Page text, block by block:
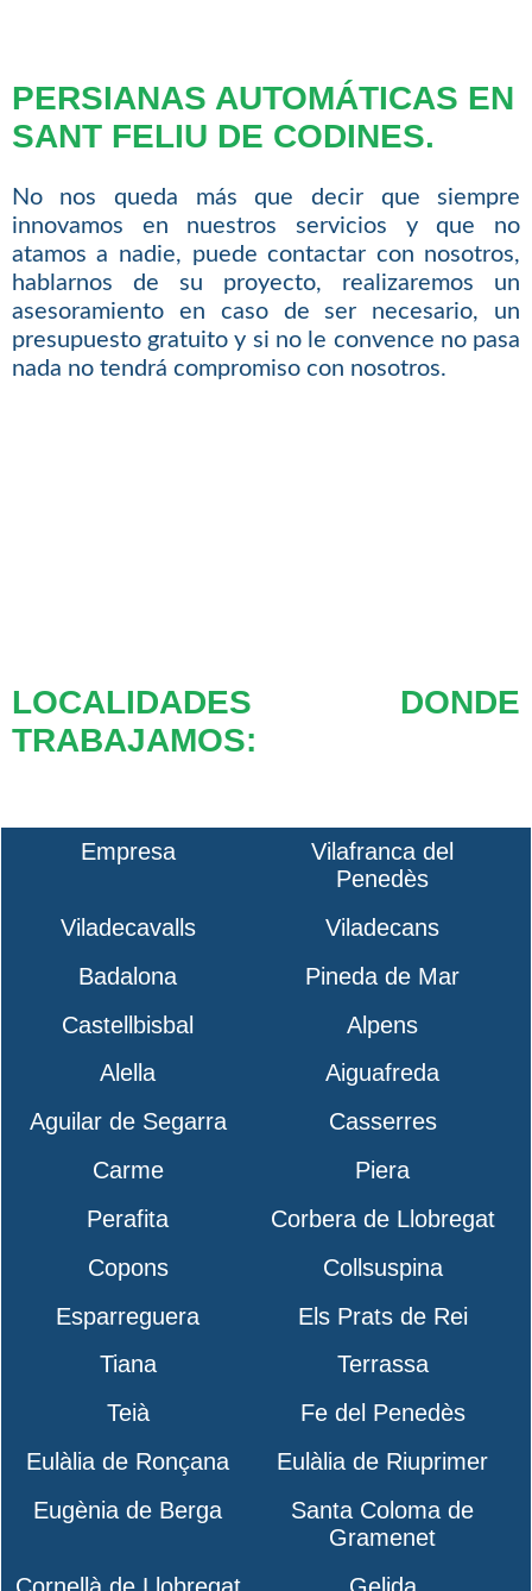
PERSIANAS AUTOMÁTICAS EN
SANT FELIU DE CODINES.
No nos queda más que decir que siempre
innovamos en nuestros servicios y que no
atamos a nadie, puede contactar con nosotros,
hablarnos de su proyecto, realizaremos un
asesoramiento en caso de ser necesario, un
presupuesto gratuito y si no le convence no pasa
nada no tendrá compromiso con nosotros.
LOCALIDADES DONDE
TRABAJAMOS:
Empresa
Vilafranca del
Penedès
Viladecavalls
Viladecans
Badalona
Pineda de Mar
Castellbisbal
Alpens
Alella
Aiguafreda
Aguilar de Segarra
Casserres
Carme
Piera
Perafita
Corbera de Llobregat
Copons
Collsuspina
Esparreguera
Els Prats de Rei
Tiana
Terrassa
Teià
Fe del Penedès
Eulàlia de Ronçana
Eulàlia de Riuprimer
Eugènia de Berga
Santa Coloma de
Gramenet